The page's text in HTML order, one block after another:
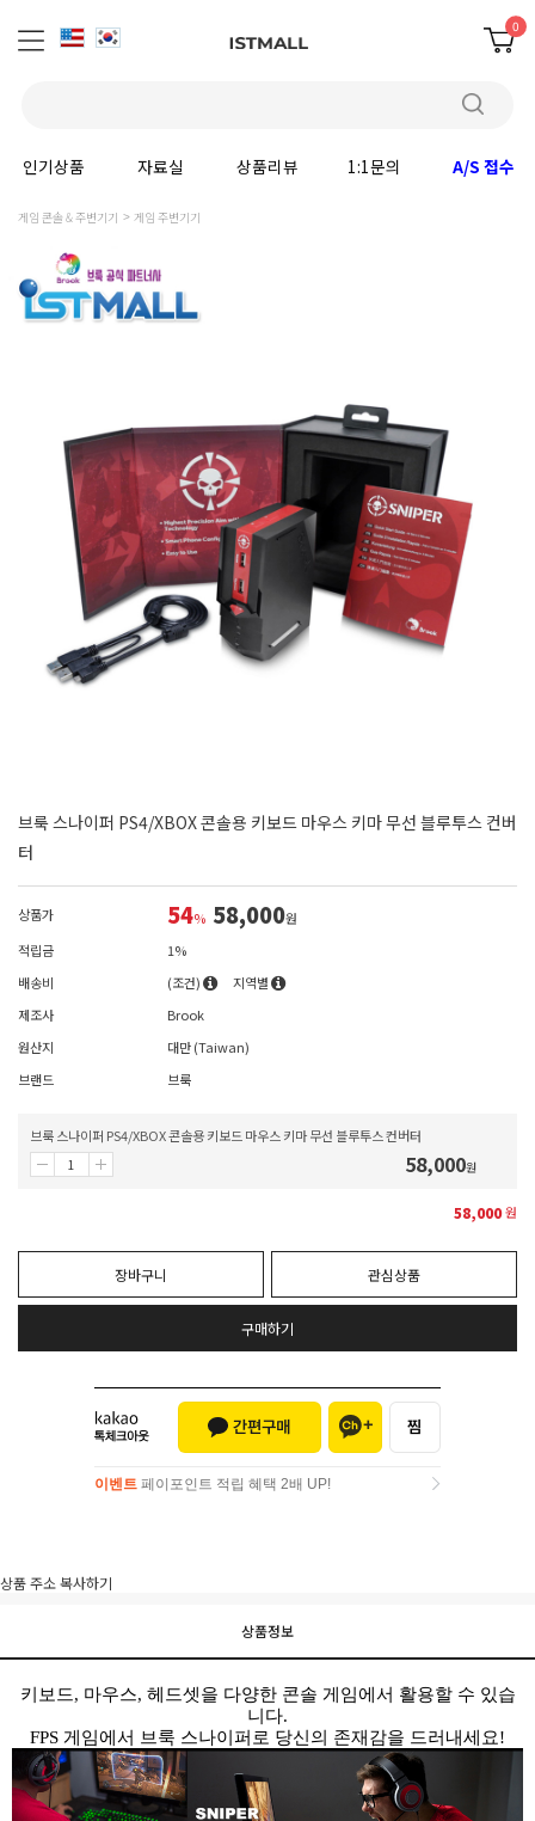
0
인기상품 자료실 상품리뷰 1:1문의 A/S 접수
게임 콘솔 & 주변기기 게임 주변기기
브룩 스나이퍼 PS4/XBOX 콘솔용 키보드 마우스 키마 무선 블루투스 컨버
터
상품가 54% 58,000원
적립금
1%
배송비
(조건)
지역별
제조사
Brook
원산지
대만 (Taiwan)
브랜드
브룩
브룩 스나이퍼 PS4/XBOX 콘솔용 키보드 마우스 키마 무선 블루투스 컨버터
58,000원
58,000원
장바구니 관심상품
구매하기
이벤트 페이포인트 적립 혜택 2배 UP!
상품 주소 복사하기
상품정보
키보드, 마우스, 헤드셋을 다양한 콘솔 게임에서 활용할 수 있습
니다.
FPS 게임에서 브룩 스나이퍼로 당신의 존재감을 드러내세요!